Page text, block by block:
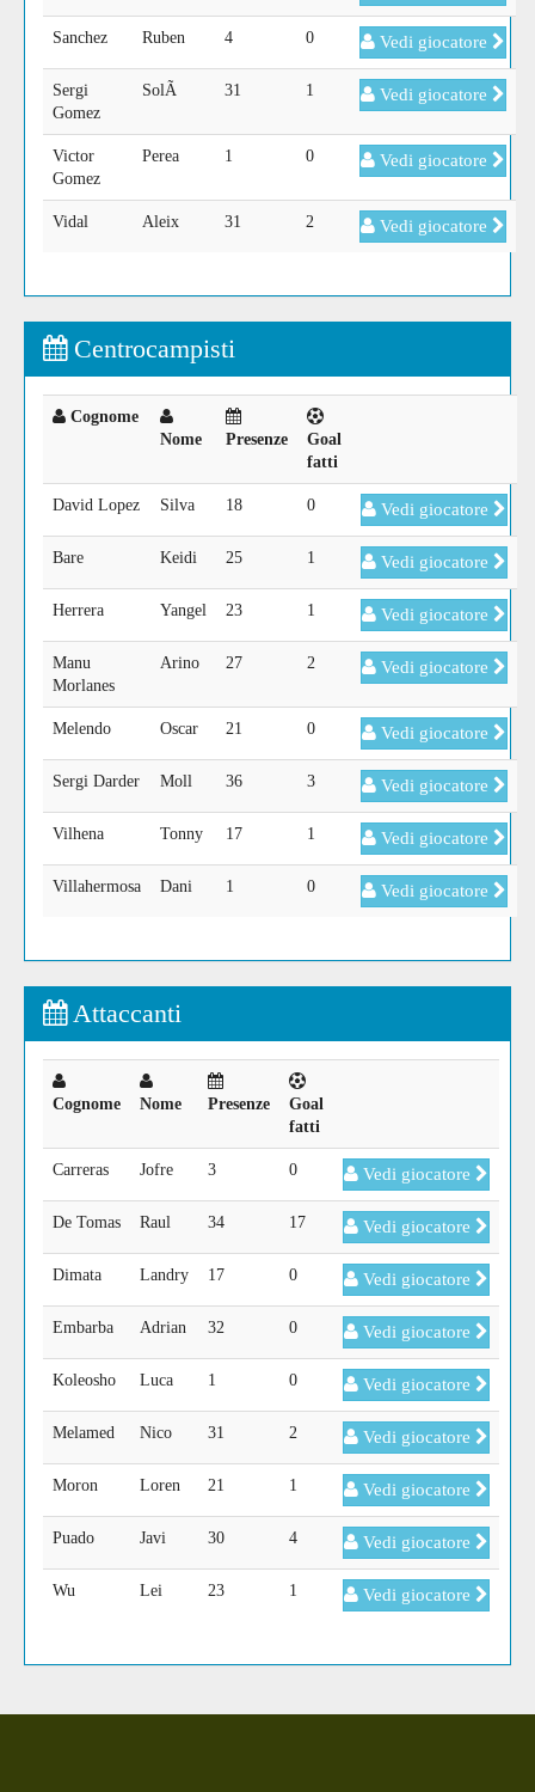
Sanchez Ruben 4 0 Vedi giocatore
Sergi
Gomez
SolÃ 31 1 Vedi giocatore
Victor
Gomez
Perea 1 0 Vedi giocatore
Vidal Aleix 31 2 Vedi giocatore
Centrocampisti
Cognome
Nome
Presenze
Goal
fatti
David Lopez Silva 18 0 Vedi giocatore
Bare Keidi 25 1 Vedi giocatore
Herrera Yangel 23 1 Vedi giocatore
Manu
Morlanes
Arino 27 2 Vedi giocatore
Melendo Oscar 21 0 Vedi giocatore
Sergi Darder Moll 36 3 Vedi giocatore
Vilhena Tonny 17 1 Vedi giocatore
Villahermosa Dani 1 0 Vedi giocatore
Attaccanti
Cognome Nome Presenze
Goal
fatti
Carreras Jofre 3 0 Vedi giocatore
De Tomas Raul 34 17 Vedi giocatore
Dimata Landry 17 0 Vedi giocatore
Embarba Adrian 32 0 Vedi giocatore
Koleosho Luca 1 0 Vedi giocatore
Melamed Nico 31 2 Vedi giocatore
Moron Loren 21 1 Vedi giocatore
Puado Javi 30 4 Vedi giocatore
Wu Lei 23 1 Vedi giocatore